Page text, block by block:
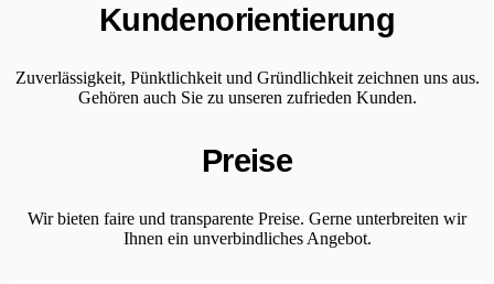
Kundenorientierung
Zuverlässigkeit, Pünktlichkeit und Gründlichkeit zeichnen uns aus.
Gehören auch Sie zu unseren zufrieden Kunden.
Preise
Wir bieten faire und transparente Preise. Gerne unterbreiten wir
Ihnen ein unverbindliches Angebot.